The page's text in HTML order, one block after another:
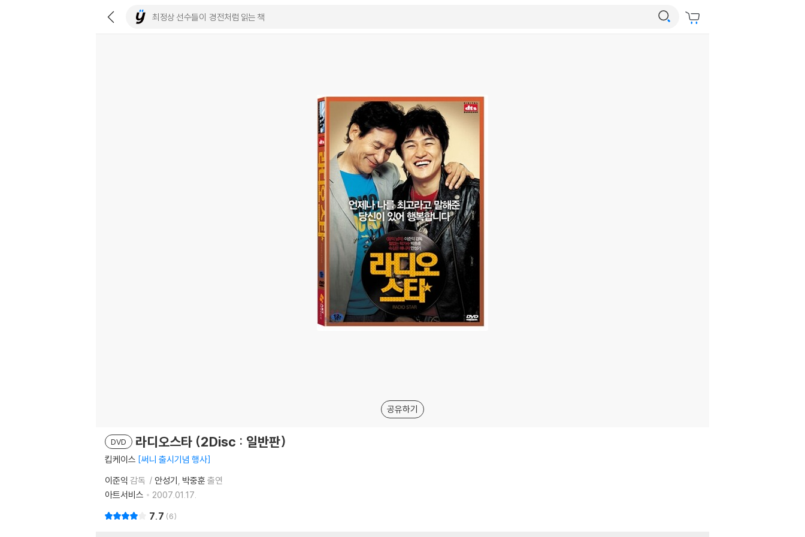
공유하기
DVD 라디오스타 (2Disc : 일반판)
킵케이스 써니 출시기념 행사
이준익 감독 안성기 박중훈 출연
아트서비스
2007.01.17.
7.7 6